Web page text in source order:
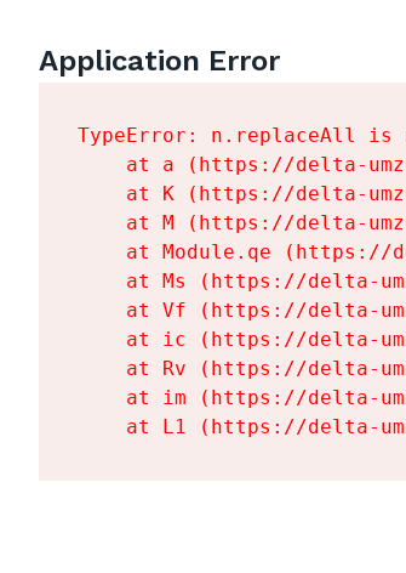
Application Error
TypeError: n.replaceAll is
at a (https://delta-
at K (https://delta-
at M (https://delta-
at Module.qe (https://
at Ms (https://delta-
at Vf (https://delta-
at ic (https://delta-
at Rv (https://delta-
at im (https://delta-
at L1 (https://delta-